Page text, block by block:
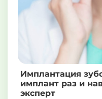
Имплантация
имплант раз и
эксперт